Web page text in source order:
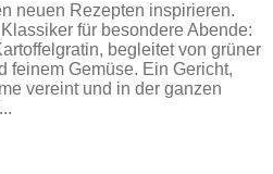
neuen Rezepten inspirieren.
für besondere Abende:
begleitet von grüner
feinem Gemüse. Ein Gericht,
vereint und in der ganzen